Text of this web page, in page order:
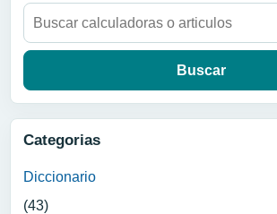
Buscar:
Categorias
Diccionario
(43)